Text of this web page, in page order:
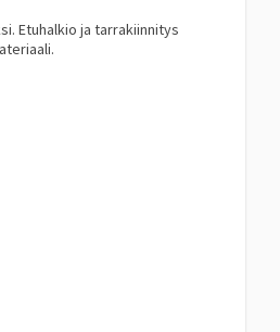
Etuhalkio ja tarrakiinnitys